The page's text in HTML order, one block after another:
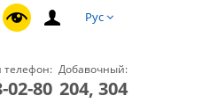
Рус
телефон:
02-80
Добавочный:
204, 304